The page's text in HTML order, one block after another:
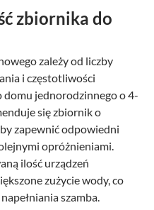
zbiornika do
zależy od liczby
i częstotliwości
jednorodzinnego o 4-
się zbiornik o
zapewnić odpowiedni
opróżnieniami.
ilość urządzeń
zużycie wody, co
szamba.